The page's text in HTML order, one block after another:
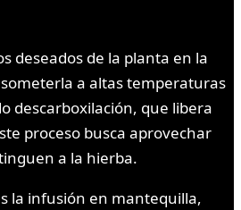
deseados de la planta en la
a altas temperaturas
descarboxilación, que libera
proceso busca aprovechar
a la hierba.
la infusión en mantequilla,